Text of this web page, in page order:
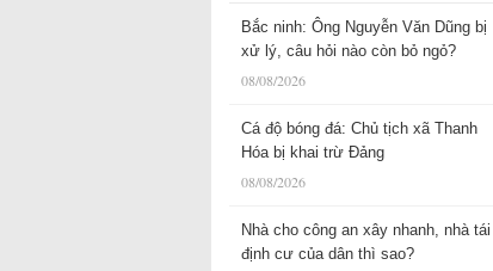
Bắc ninh: Ông Nguyễn Văn Dũng bị
xử lý, câu hỏi nào còn bỏ ngỏ?
08/08/2026
Cá độ bóng đá: Chủ tịch xã Thanh
Hóa bị khai trừ Đảng
08/08/2026
Nhà cho công an xây nhanh, nhà tái
định cư của dân thì sao?